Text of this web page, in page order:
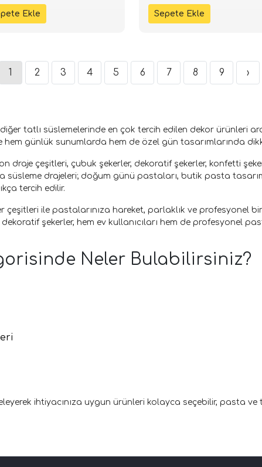
1 2 3 4 5 6 7 8 9 ›
tatlı süslemelerinde en çok tercih edilen dekor ürünleri
günlük sunumlarda hem de özel gün tasarımlarında
draje çeşitleri, çubuk şekerler, dekoratif şekerler, konfetti
süsleme drajeleri; doğum günü pastaları, butik pasta
tercih edilir.
çeşitleri ile pastalarınıza hareket, parlaklık ve profesyonel
şekerler, hem ev kullanıcıları hem de profesyonel
Neler Bulabilirsiniz?
ihtiyacınıza uygun ürünleri kolayca seçebilir, pasta ve